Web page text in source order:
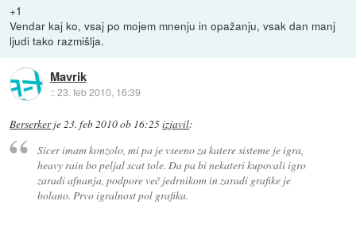
+1
Vendar kaj ko, vsaj po mojem mnenju in opažanju, vsak dan manj
ljudi tako razmišlja.
Mavrik
::23. feb 2010, 16:39
Berserkerje23. feb 2010 ob 16:25izjavil:
Sicer imam konzolo, mi pa je vseeno za katere sisteme je igra,
heavy rain bo peljal scat tole. Da pa bi nekateri kupovali igro
zaradi afnanja, podpore več jedrnikom in zaradi grafike je
bolano. Prvo igralnost pol grafika.